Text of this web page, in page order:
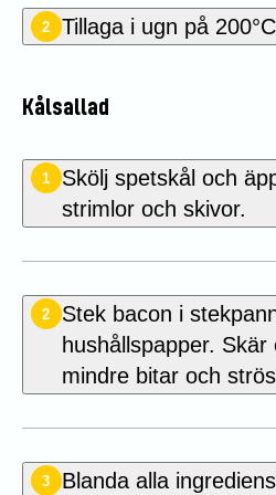
2 Tillaga i ugn på
Kålsallad
1
Skölj spetskål och
strimlor och skivor.
2
Stek bacon i
hushållspapper.
mindre bitar och
3
Blanda alla